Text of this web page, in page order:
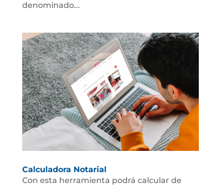
denominado...
Calculadora Notarial
Con esta herramienta podrá calcular de